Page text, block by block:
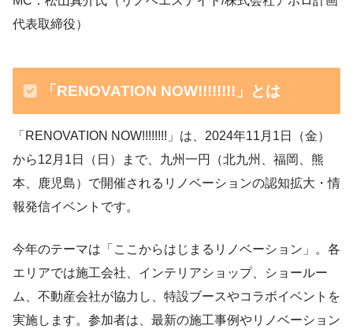
代表取締役）
「RENOVATION NOW!!!!!!!!」とは
「RENOVATION NOW!!!!!!!!」は、2024年11月1日（金）
から12月1日（日）まで、九州一円（北九州、福岡、熊
本、鹿児島）で開催されるリノベーションの認知拡大・情
報発信イベントです。
今年のテーマは「ここからはじまるリノベーション」。各
エリアでは施工会社、インテリアショップ、ショールー
ム、不動産会社が協力し、特設ブースやコラボイベントを
実施します。参加者は、最新の施工事例やリノベーション